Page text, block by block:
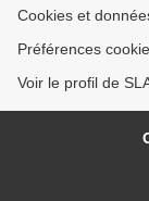
Cookies et
Préférences
Voir le profil de